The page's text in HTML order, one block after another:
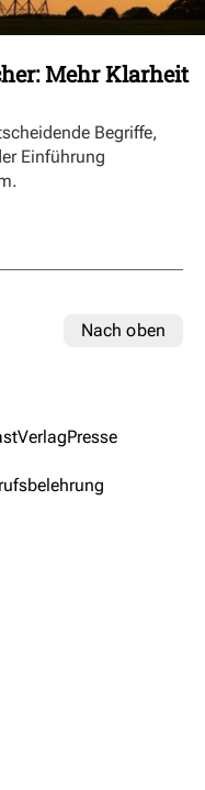
Mehr Klarheit
Begriffe,
Einführung
Nach oben
VerlagPresse